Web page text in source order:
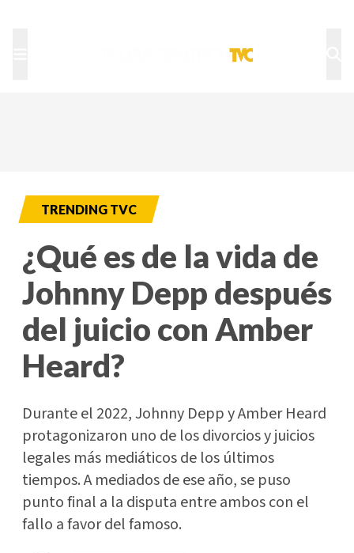
TRENDING TVC
¿Qué es de la vida de
Johnny Depp después
del juicio con Amber
Heard?
Durante el 2022, Johnny Depp y Amber Heard
protagonizaron uno de los divorcios y juicios
legales más mediáticos de los últimos
tiempos. A mediados de ese año, se puso
punto final a la disputa entre ambos con el
fallo a favor del famoso.